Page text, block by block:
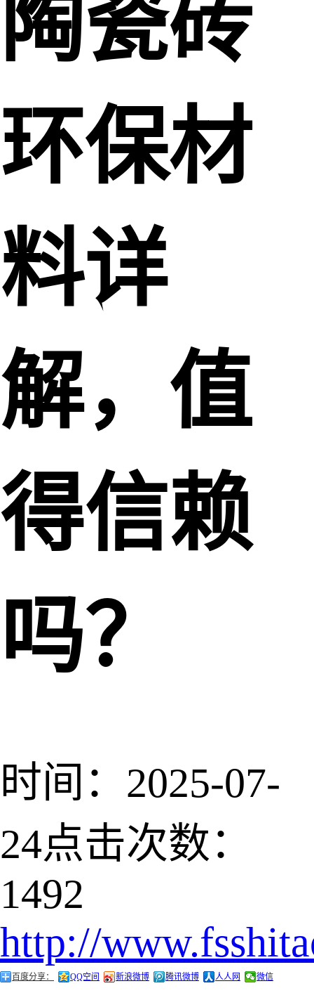
陶瓷砖
环保材
料详
解，值
得信赖
吗？
时间：2025-07-
24点击次数：
1492
http://
百度分享： QQ空间 新浪微博 腾讯微博 人人网 微信